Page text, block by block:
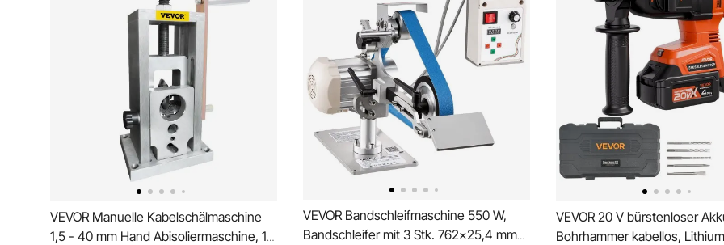
VEVOR Manuelle Kabelschälmaschine
1,5 - 40 mm Hand Abisoliermaschine, 15
VEVOR Bandschleifmaschine 550 W,
Bandschleifer mit 3 Stk. 762x25,4 mm
VEVOR 20 V bürstenloser
Bohrhammer kabellos,